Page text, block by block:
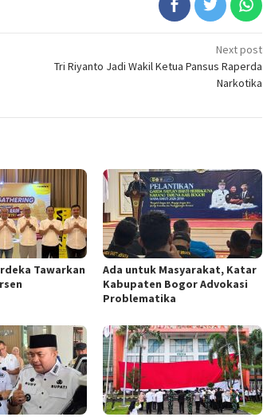
Next post
Tri Riyanto Jadi Wakil Ketua Pansus Raperda
Narkotika
Tawarkan
Ada untuk Masyarakat, Katar
Kabupaten Bogor Advokasi
Problematika